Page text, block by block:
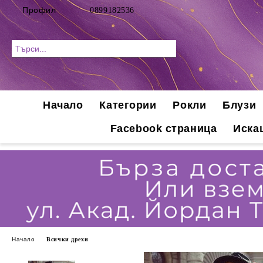
Профил 0899182536
Начало Категории Рокли
Блузи
Facebook страница
Начало Всички дрехи